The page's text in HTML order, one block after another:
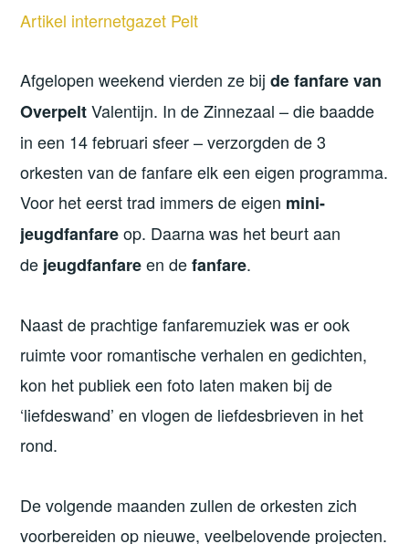
Artikel internetgazet Pelt
Afgelopen weekend vierden ze bijde fanfare van
OverpeltValentijn. In de Zinnezaal – die baadde
in een 14 februari sfeer – verzorgden de 3
orkesten van de fanfare elk een eigen programma.
Voor het eerst trad immers de eigen mini-
jeugdfanfareop. Daarna was het beurt aan
de jeugdfanfareen defanfare.
Naast de prachtige fanfaremuziek was er ook
ruimte voor romantische verhalen en gedichten,
kon het publiek een foto laten maken bij de
‘liefdeswand’ en vlogen de liefdesbrieven in het
rond.
De volgende maanden zullen de orkesten zich
voorbereiden op nieuwe, veelbelovende projecten.